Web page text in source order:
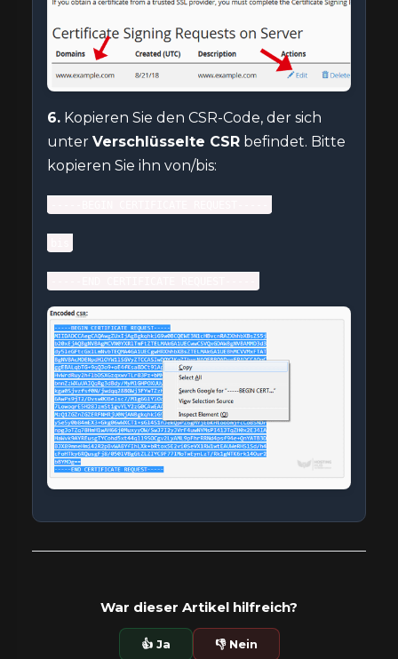
6. Kopieren Sie den CSR-Code, der sich
unter Verschlüsselte CSR befindet. Bitte
kopieren Sie ihn von/bis:
War dieser Artikel hilfreich?
👍 Ja 👎 Nein